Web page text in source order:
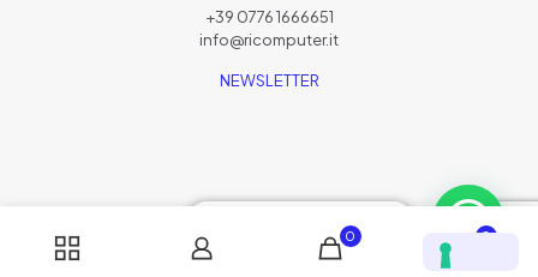
+39 0776 1666651
info@ricomputer.it
NEWSLETTER
0 0
Scrivici su WhatsApp